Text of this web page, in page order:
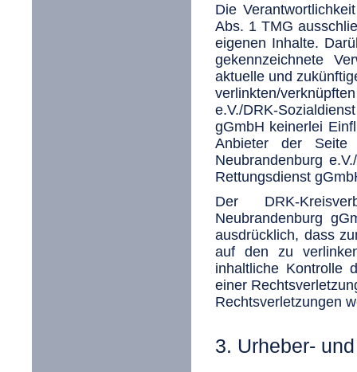
Die
Abs. 1 TMG
eigenen Inhalte.
gekennzeichnete
aktuelle und
verlinkten/
e.V./DRK-
gGmbH keinerlei
Anbieter der Seite
Neubrandenburg
Rettungsdienst
Der DRK-
Neubrandenburg
ausdrücklich, dass
auf den zu
inhaltliche Kontrolle
einer
Rechtsverletzungen
3. Urheber-